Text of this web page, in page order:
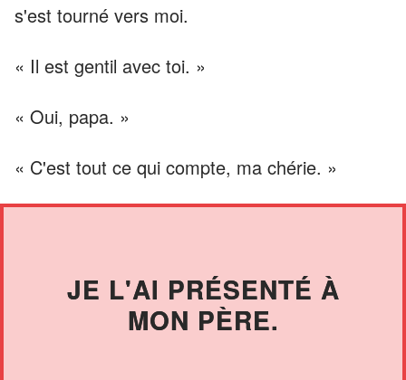
s'est tourné vers moi.
« Il est gentil avec toi. »
« Oui, papa. »
« C'est tout ce qui compte, ma chérie. »
JE L'AI PRÉSENTÉ À
MON PÈRE.